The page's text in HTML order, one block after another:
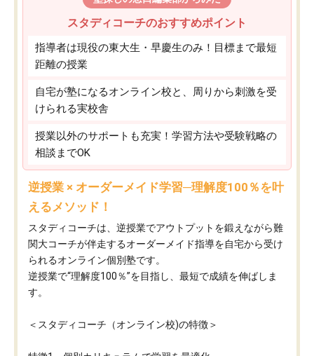
スタディコーチのおすすめポイント
指導者は現役の東大生・早慶生のみ！目標まで最短
距離の授業
自宅が塾になるオンライン校と、周りから刺激を受
けられる実校舎
授業以外のサポートも充実！学習方法や受験戦略の
相談までOK
逆授業 × オーダーメイド学習─理解度100％を叶
えるメソッド！
スタディコーチは、逆授業でアウトプットを鍛えながら難
関大コーチが伴走するオーダーメイド指導を自宅から受け
られるオンライン個別塾です。
逆授業で“理解度100％”を目指し、最短で成績を伸ばしま
す。
＜スタディコーチ（オンライン校)の特徴＞